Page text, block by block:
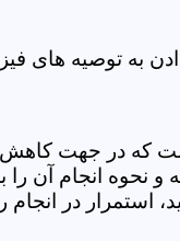
به توصیه های
که در جهت
و نحوه انجام آن
استمرار در انجام